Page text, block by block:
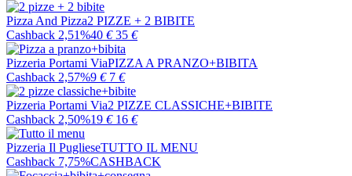
Pizza And Pizza2 PIZZE + 2 BIBITE
Cashback 2,51%40 € 35 €
Pizzeria Portami ViaPIZZA A PRANZO+BIBITA
Cashback 2,57%9 € 7 €
Pizzeria Portami Via2 PIZZE CLASSICHE+BIBITE
Cashback 2,50%19 € 16 €
Pizzeria Il PuglieseTUTTO IL MENU
Cashback 7,75%CASHBACK